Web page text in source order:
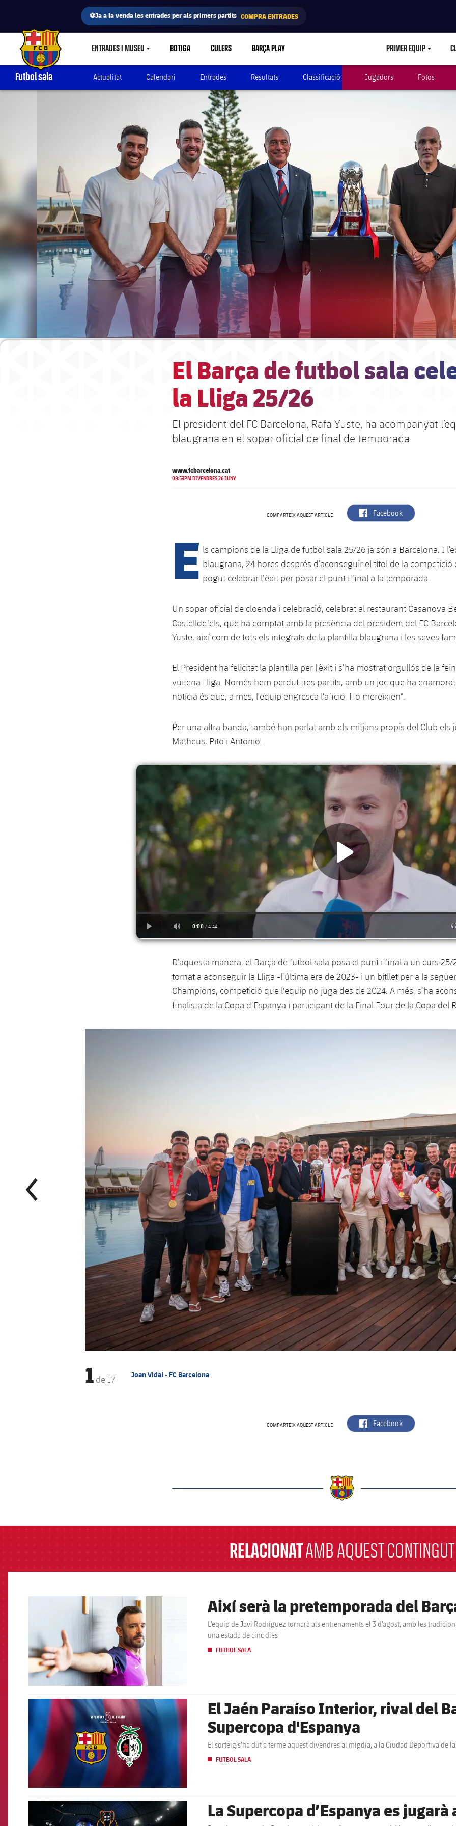
⚽Ja a la venda les entrades per als primers partits COMPRA ENTRADES
FC Barcelona club badge ENTRADES I MUSEULABEL.SHARE.CARETDOWN
BOTIGA CULERS BARÇA PLAY PRIMER EQUIP
Futbol sala Actualitat Calendari Entrades Resultats Classificació Jugadors Fotos
El Barça de futbol sala
la Lliga 25/26
El president del FC Barcelona, Rafa Yuste, ha acompanyat
blaugrana en el sopar oficial de final de temporada
www.fcbarcelona.cat
08:53PM DIVENDRES 26 JUNY
COMPARTEIX AQUEST ARTICLE label.aria.facebook
Facebook
E ls campions de la Lliga de futbol sala 25/26 ja són a Barcelona. I
blaugrana, 24 hores després d’aconseguir el títol de la competició
pogut celebrar l’èxit per posar el punt i final a la temporada.
Un sopar oficial de cloenda i celebració, celebrat al restaurant Casanova
Castelldefels, que ha comptat amb la presència del president del FC
Yuste, així com de tots els integrats de la plantilla blaugrana i les seves
El President ha felicitat la plantilla per l'èxit i s’ha mostrat orgullós de la
vuitena Lliga. Només hem perdut tres partits, amb un joc que ha
notícia és que, a més, l'equip engresca l'afició. Ho mereixien".
Per una altra banda, també han parlat amb els mitjans propis del Club els
Matheus, Pito i Antonio.
D’aquesta manera, el Barça de futbol sala posa el punt i final a un curs 25/
tornat a aconseguir la Lliga -l’última era de 2023- i un bitllet per a la
Champions, competició que l'equip no juga des de 2024. A més, s’ha
finalista de la Copa d’Espanya i participant de la Final Four de la Copa del
1de 17 Joan Vidal - FC Barcelona
COMPARTEIX AQUEST ARTICLE label.aria.facebook
Facebook
RELACIONATAMB AQUEST CONTINGUT
Així serà la pretemporada del
L’equip de Javi Rodríguez tornarà als entrenaments el 3 d’agost, amb les
una estada de cinc dies
FUTBOL SALA
FCB Barcelona badge
El Jaén Paraíso Interior, rival del
Supercopa d'Espanya
El sorteig s’ha dut a terme aquest divendres al migdia, a la Ciudad Deportiva de
FUTBOL SALA
FCB Barcelona badge La Supercopa d’Espanya es